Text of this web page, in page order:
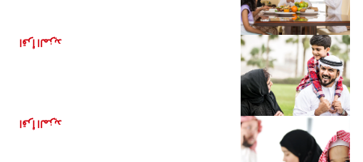
اقرأ المزيد
اقرأ المزيد